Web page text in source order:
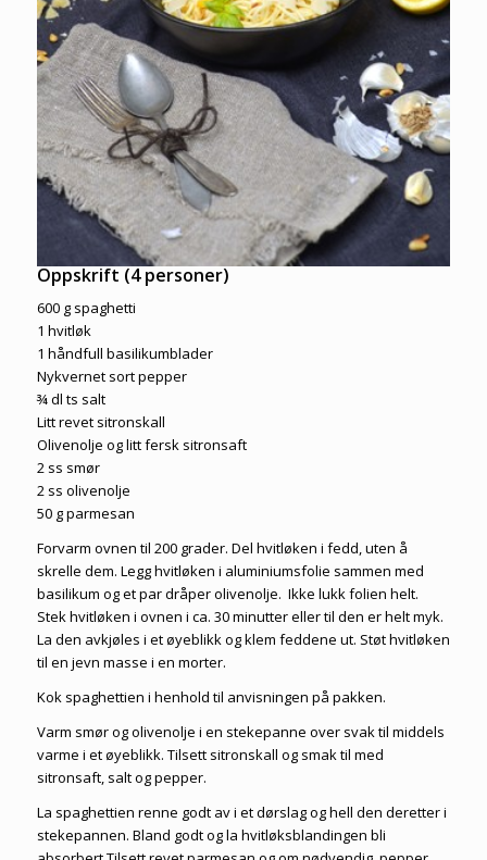
Oppskrift (4 personer)
600 g spaghetti
1 hvitløk
1 håndfull basilikumblader
Nykvernet sort pepper
¾ dl ts salt
Litt revet sitronskall
Olivenolje og litt fersk sitronsaft
2 ss smør
2 ss olivenolje
50 g parmesan
Forvarm ovnen til 200 grader. Del hvitløken i fedd, uten å
skrelle dem. Legg hvitløken i aluminiumsfolie sammen med
basilikum og et par dråper olivenolje. Ikke lukk folien helt.
Stek hvitløken i ovnen i ca. 30 minutter eller til den er helt myk.
La den avkjøles i et øyeblikk og klem feddene ut. Støt hvitløken
til en jevn masse i en morter.
Kok spaghettien i henhold til anvisningen på pakken.
Varm smør og olivenolje i en stekepanne over svak til middels
varme i et øyeblikk. Tilsett sitronskall og smak til med
sitronsaft, salt og pepper.
La spaghettien renne godt av i et dørslag og hell den deretter i
stekepannen. Bland godt og la hvitløksblandingen bli